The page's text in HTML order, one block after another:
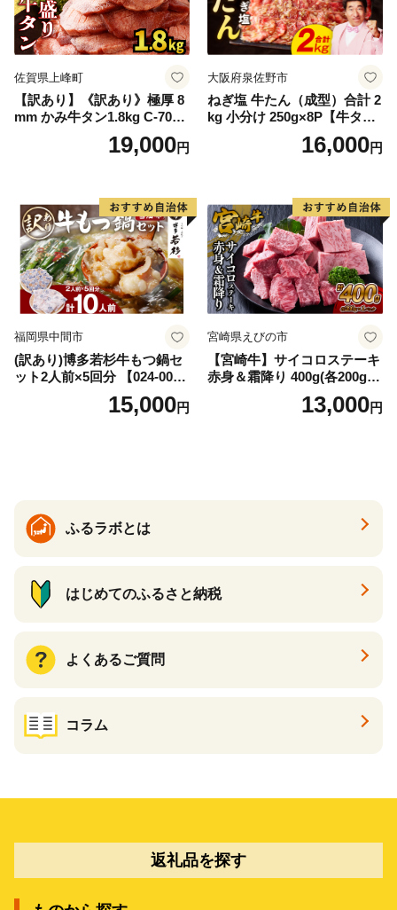
佐賀県上峰町
【訳あり】《訳あり》極厚 8
mm かみ牛タン1.8kg C-709-
19,000円
大阪府泉佐野市
ねぎ塩 牛たん（成型）合計 2
kg 小分け 250g×8P【牛タン
牛肉 焼肉用 薄切り 訳あり サ
16,000円
福岡県中間市
(訳あり)博多若杉牛もつ鍋セ
ット2人前×5回分 【024-002
15,000円
宮崎県えびの市
【宮崎牛】サイコロステーキ
赤身＆霜降り 400g(各200g×
１P 計2P) 真空パック 冷凍
13,000円
ふるラボとは
はじめてのふるさと納税
よくあるご質問
コラム
返礼品を探す